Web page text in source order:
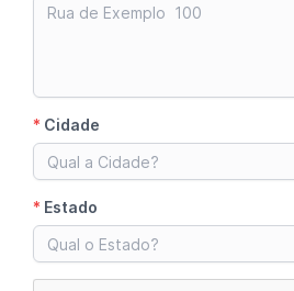
* Cidade
* Estado